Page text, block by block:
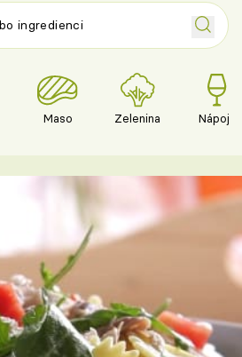
Maso Zelenina Nápoje